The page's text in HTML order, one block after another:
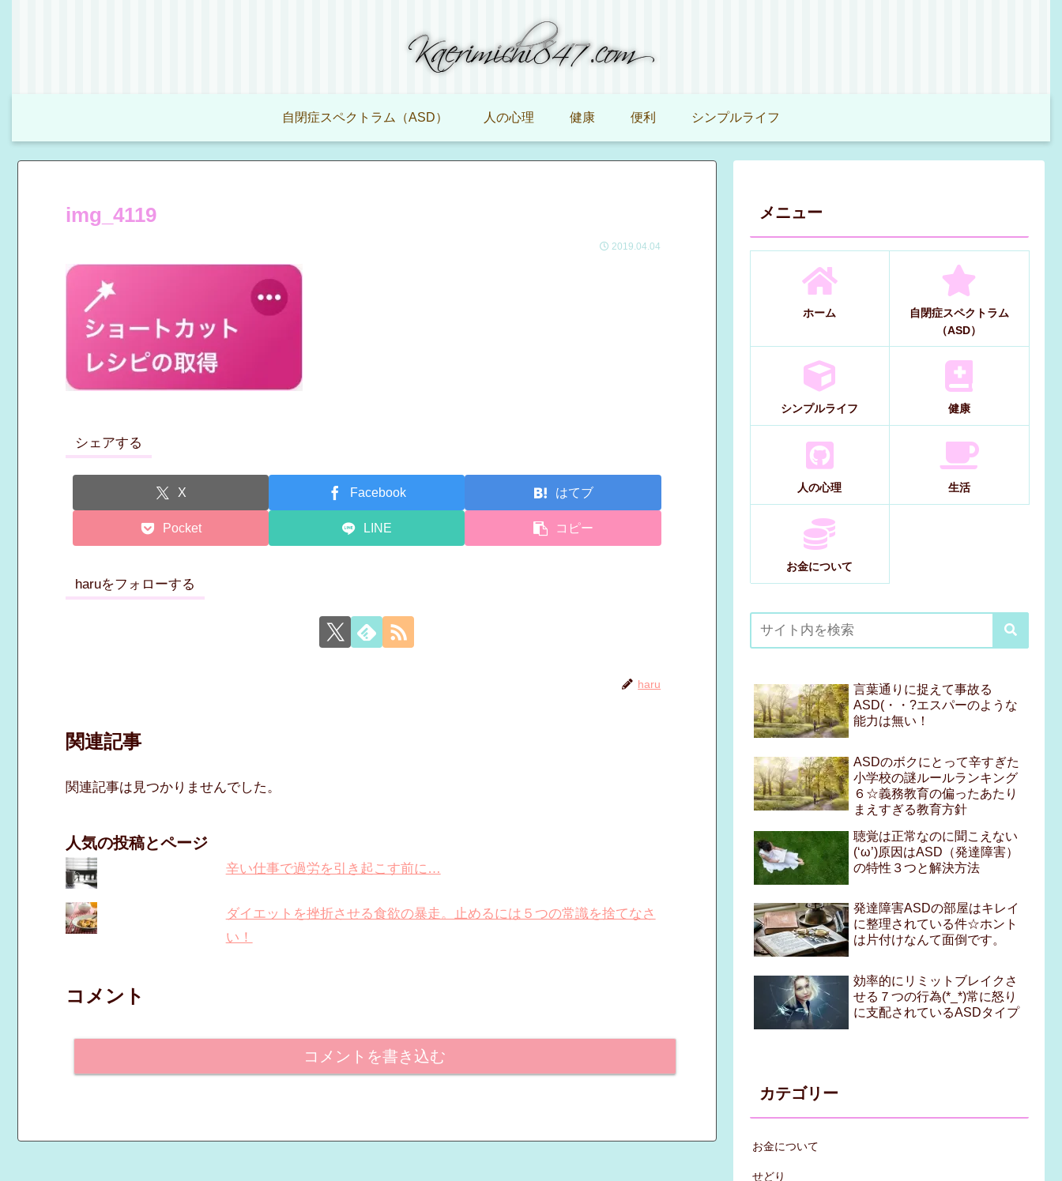
自閉症スペクトラム（ASD） 人の心理 健康 便利 シンプルライフ
img_4119
2019.04.04
シェアする
X Facebook はてブ
Pocket LINE コピー
haruをフォローする
haru
関連記事
関連記事は見つかりませんでした。
人気の投稿とページ
辛い仕事で過労を引き起こす前に…
ダイエットを挫折させる食欲の暴走。止めるには５つの常識を捨てなさ
い！
コメント
コメントを書き込む
メニュー
ホーム
自閉症スペクトラム
（ASD）
シンプルライフ 健康
人の心理 生活
お金について
言葉通りに捉えて事故る
ASD(・・?エスパーのような
能力は無い！
ASDのボクにとって辛すぎた
小学校の謎ルールランキング
６☆義務教育の偏ったあたり
まえすぎる教育方針
聴覚は正常なのに聞こえない
(‘ω’)原因はASD（発達障害）
の特性３つと解決方法
発達障害ASDの部屋はキレイ
に整理されている件☆ホント
は片付けなんて面倒です。
効率的にリミットブレイクさ
せる７つの行為(*_*)常に怒り
に支配されているASDタイプ
カテゴリー
お金について
せどり